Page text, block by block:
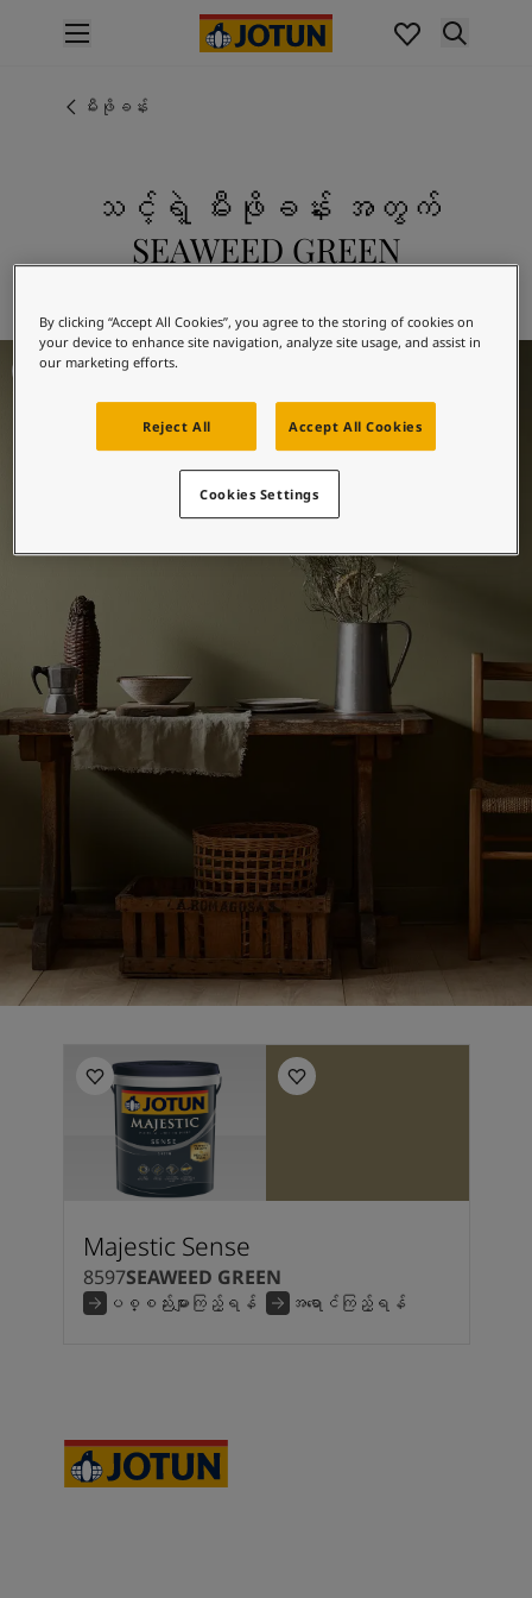
အတွင်းပိုင်းဆေးသုတ်ခြင်း
အိမ်အပြင်သုတ်ဆေးအမျိုးအစားများ
Interior Paint Colours
အပြင်ပန်းအရောင်အားလုံး
အရောင်ချပ်များ
အတုယူစရာအသွင်အပြင်များ
အတွင်းခန်းအတွက် အတုယူစရာအသွင်အပြင်များ
အပြင်ပိုင်းအတွက် အတုယူစရာအသွင်အပြင်များ
ဆောင်းပါးများ
သင့်အိမ်အားဆေးဖြင့်အလှဆင်ပါ
ကိုယ်စားလှယ်ဆိုင်ကိုရှာရန်
စာရွက်စာတမ်းထုတ်ကုန်
နည်းပညာဆိုင်ရာအချက်အလက်များ
Soulful Spaces - Jotun မှ နောက်ဆုံးထွက်ရှိထားသော အရောင်ချပ်အသစ်
မီးဖိုခန်း
သင့်ရဲ့ မီးဖိုခန်း အတွက်
SEAWEED GREEN
Majestic Sense
8597SEAWEED GREEN
ပစ္စည်းများကြည့်ရန် အရောင်ကြည့်ရန်
Kitchen Inspiration
By clicking “Accept All Cookies”, you agree to the storing of cookies on
your device to enhance site navigation, analyze site usage, and assist in
our marketing efforts.
Reject All Accept All Cookies
Cookies Settings